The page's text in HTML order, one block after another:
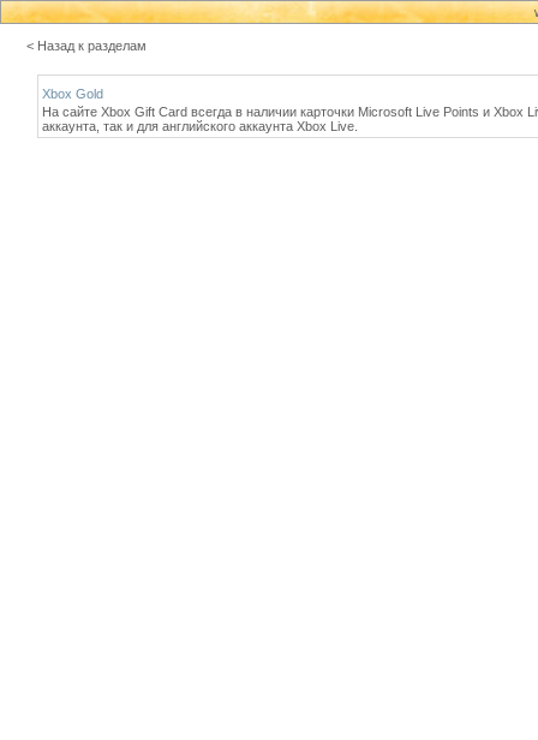
< Назад к разделам
Xbox Gold
На сайте Xbox Gift Card всегда в наличии карточки Microsoft Live Points и
аккаунта, так и для английского аккаунта Xbox Live.